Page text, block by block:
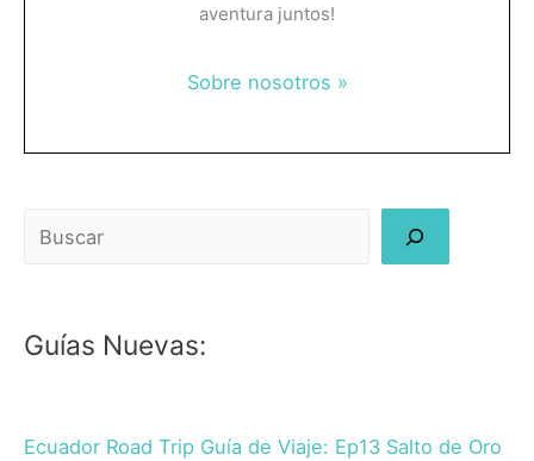
aventura juntos!
Sobre nosotros »
Buscar
Guías Nuevas:
Ecuador Road Trip Guía de Viaje: Ep13 Salto de Oro